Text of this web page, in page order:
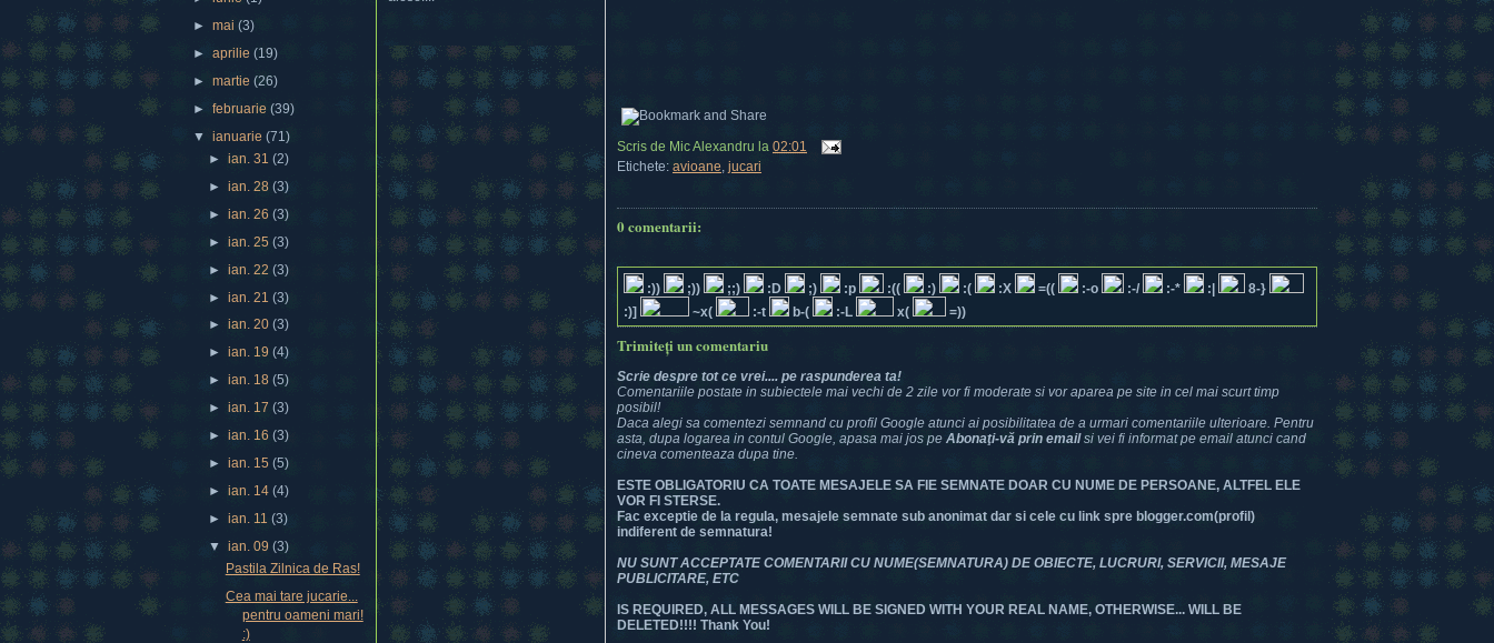
Scris de Mic Alexandru la 02:01
Etichete: avioane, jucari
0 comentarii:
:)) ;)) ;;) :D ;) :p :(( :) :( :X =(( :-o :-/ :-* :|
8-}
:)]
~x( :-t b-( :-L x( =))
Trimiteți un comentariu
Scrie despre tot ce vrei.... pe raspunderea ta!
Comentariile postate in subiectele mai vechi de 2 zile vor fi moderate si vor aparea pe site in cel mai scurt timp
posibil!
Daca alegi sa comentezi semnand cu profil Google atunci ai posibilitatea de a urmari comentariile ulterioare. Pentru
asta, dupa logarea in contul Google, apasa mai jos pe Abonaţi-vă prin emailsi vei fi informat pe email atunci cand
cineva comenteaza dupa tine.
ESTE OBLIGATORIU CA TOATE MESAJELE SA FIE SEMNATE DOAR CU NUME DE PERSOANE, ALTFEL ELE
VOR FI STERSE.
Fac exceptie de la regula, mesajele semnate sub anonimat dar si cele cu link spre blogger.com(profil)
indiferent de semnatura!
NU SUNT ACCEPTATE COMENTARII CU NUME(SEMNATURA) DE OBIECTE, LUCRURI, SERVICII, MESAJE
PUBLICITARE, ETC
IS REQUIRED, ALL MESSAGES WILL BE SIGNED WITH YOUR REAL NAME, OTHERWISE... WILL BE
DELETED!!!! Thank You!
►mai(3)
►aprilie(19)
►martie(26)
►februarie(39)
▼ianuarie(71)
►ian. 31(2)
►ian. 28(3)
►ian. 26(3)
►ian. 25(3)
►ian. 22(3)
►ian. 21(3)
►ian. 20(3)
►ian. 19(4)
►ian. 18(5)
►ian. 17(3)
►ian. 16(3)
►ian. 15(5)
►ian. 14(4)
►ian. 11(3)
▼ian. 09(3)
Pastila Zilnica de Ras!
Cea mai tare jucarie...
pentru oameni mari!
:)